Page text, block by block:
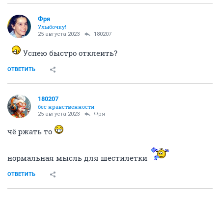
Фря
Улыбочку!
25 августа 2023 180207
Успею быстро отклеить?
ОТВЕТИТЬ
180207
бес нравственности
25 августа 2023 Фря
чё ржать то
нормальная мысль для шестилетки
ОТВЕТИТЬ